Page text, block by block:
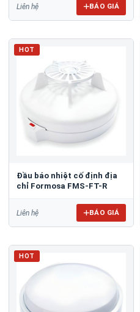
Liên hệ BÁO GIÁ
HOT
Đầu báo nhiệt cố định địa
chỉ Formosa FMS-FT-R
Liên hệ BÁO GIÁ
HOT